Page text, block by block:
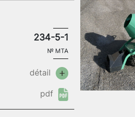
234-5-1
№ MTA
détail
pdf